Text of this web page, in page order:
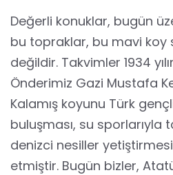
Değerli konuklar, bugün
bu topraklar, bu mavi koy
değildir. Takvimler 1934
Önderimiz Gazi Mustafa
Kalamış koyunu Türk
buluşması, su sporlarıyla
denizci nesiller
etmiştir. Bugün bizler,